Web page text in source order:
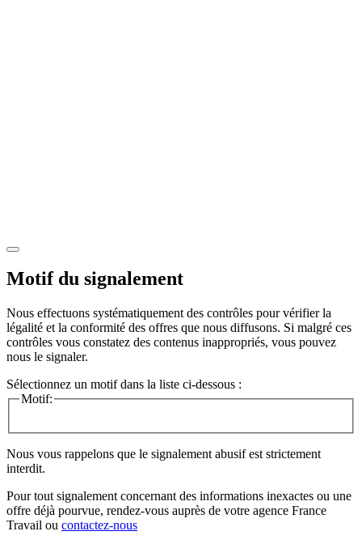
Motif du signalement
Nous effectuons systématiquement des contrôles pour vérifier la
légalité et la conformité des offres que nous diffusons. Si malgré ces
contrôles vous constatez des contenus inappropriés, vous pouvez
nous le signaler.
Sélectionnez un motif dans la liste ci-dessous :
Motif:
Nous vous rappelons que le signalement abusif est strictement
interdit.
Pour tout signalement concernant des informations inexactes ou une
offre déjà pourvue, rendez-vous auprès de votre agence France
Travail ou contactez-nous